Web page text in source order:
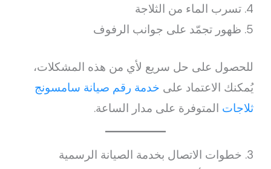
تسرب الماء من الثلاجة
ظهور تجمّد على جوانب الرفوف
للحصول على حل سريع لأي من هذه المشكلات،
يُمكنك الاعتماد على خدمة رقم صيانة سامسونج
ثلاجات المتوفرة على مدار الساعة.
3. خطوات الاتصال بخدمة الصيانة الرسمية